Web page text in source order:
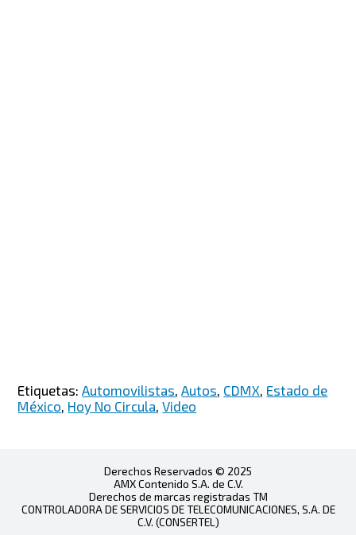
Etiquetas:Automovilistas ,Autos CDMX Estado de
México Hoy No Circula ,Video
Derechos Reservados © 2025
AMX Contenido S.A. de C.V.
Derechos de marcas registradas TM
CONTROLADORA DE SERVICIOS DE TELECOMUNICACIONES, S.A. DE
C.V. (CONSERTEL)